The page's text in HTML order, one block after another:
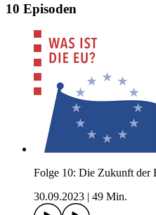
10 Episoden
Folge 10: Die Zukunft der
30.09.2023 | 49 Min.